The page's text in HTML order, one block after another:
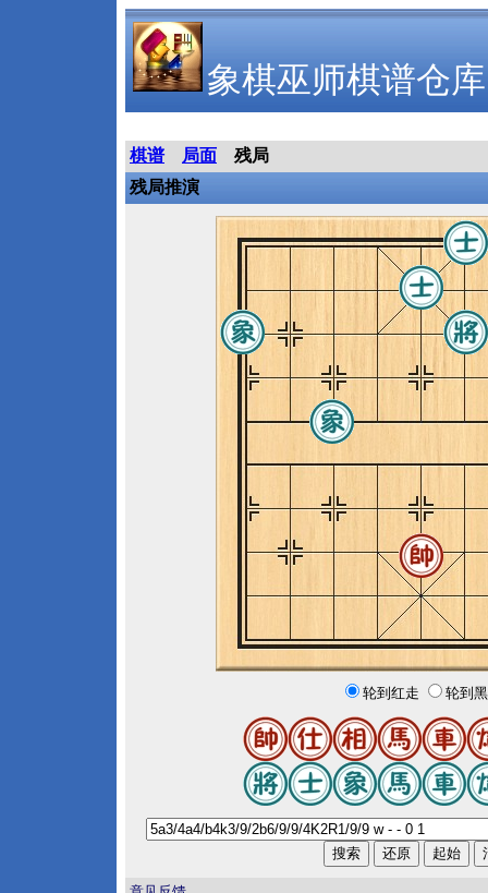
象棋巫师棋谱仓库
棋谱 局面
残局
残局推演
轮到红走 轮到